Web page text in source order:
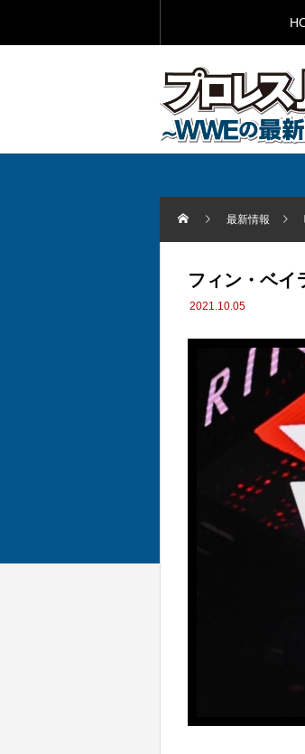
最新情報
フィン・ベイ
2021.10.05